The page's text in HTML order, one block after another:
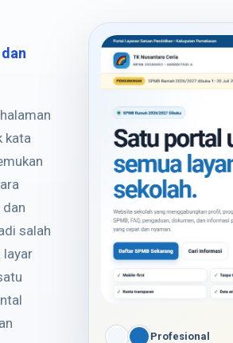
kata
salah
layar
Profesional